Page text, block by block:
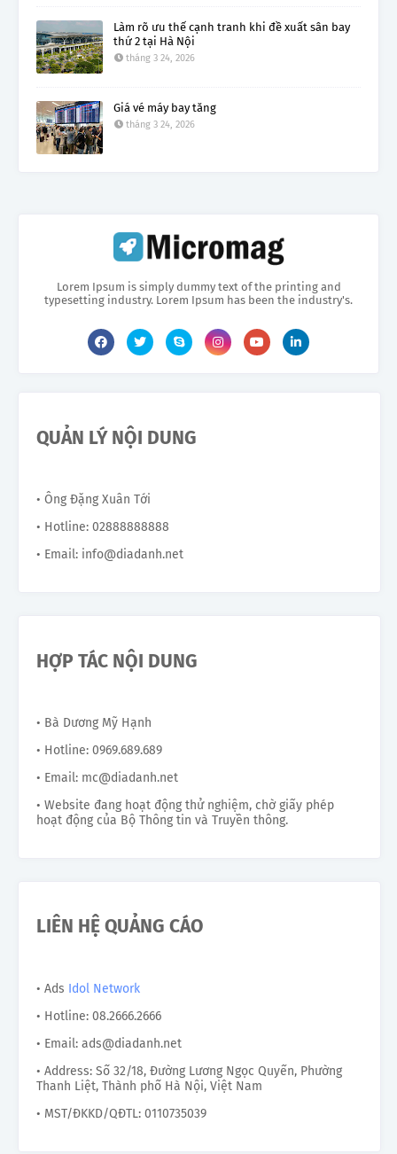
Làm rõ ưu thế cạnh tranh khi đề xuất sân bay
thứ 2 tại Hà Nội
tháng 3 24, 2026
Giá vé máy bay tăng
tháng 3 24, 2026
Lorem Ipsum is simply dummy text of the printing and
typesetting industry. Lorem Ipsum has been the industry's.
QUẢN LÝ NỘI DUNG
• Ông Đặng Xuân Tới
• Hotline: 02888888888
• Email: info@diadanh.net
HỢP TÁC NỘI DUNG
• Bà Dương Mỹ Hạnh
• Hotline: 0969.689.689
• Email: mc@diadanh.net
• Website đang hoạt động thử nghiệm, chờ giấy phép
hoạt động của Bộ Thông tin và Truyền thông.
LIÊN HỆ QUẢNG CÁO
• Ads Idol Network
• Hotline: 08.2666.2666
• Email: ads@diadanh.net
• Address: Số 32/18, Đường Lương Ngọc Quyến, Phường
Thanh Liệt, Thành phố Hà Nội, Việt Nam
• MST/ĐKKD/QĐTL: 0110735039